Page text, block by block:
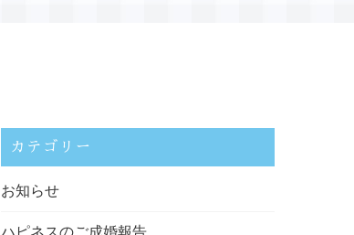
カテゴリー
お知らせ
ハピネスのご成婚報告